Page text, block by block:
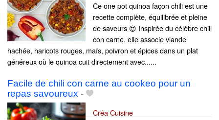
Ce one pot quinoa façon chili est une
recette complète, équilibrée et pleine
de saveurs 😍 Inspirée du célèbre chili
con carne, elle associe viande
hachée, haricots rouges, maïs, poivron et épices dans un plat
généreux où le quinoa cuit directement avec......
Facile de chili con carne au cookeo pour un
repas savoureux -
Créa Cuisine